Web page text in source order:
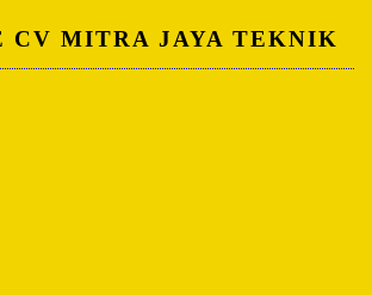
CV MITRA JAYA TEKNIK